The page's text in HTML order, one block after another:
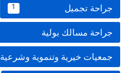
جراحة تجميل 1
جراحة مسالك بولية
جمعيات خيرية وتنموية وشرعية